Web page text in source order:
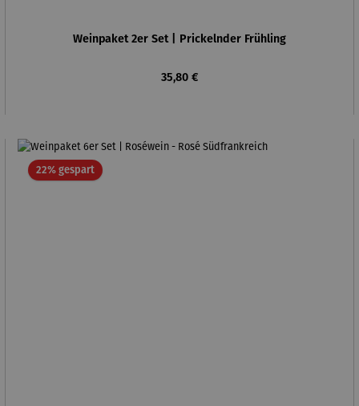
Weinpaket 2er Set | Prickelnder Frühling
Regulärer Preis:
35,80 €
22% gespartRabatt